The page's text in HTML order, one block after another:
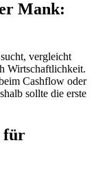
Mank:
vergleicht
Wirtschaftlichkeit.
Cashflow oder
sollte die erste
für